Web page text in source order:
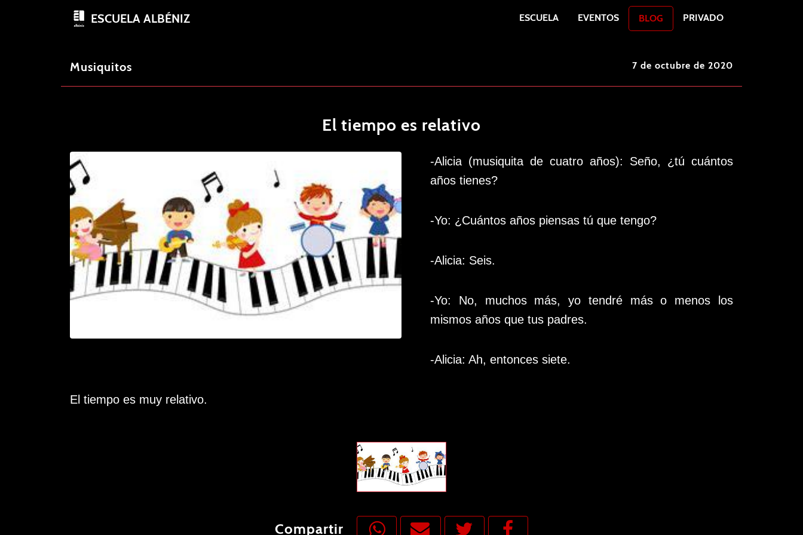
ESCUELA ALBÉNIZ ESCUELA EVENTOS BLOG PRIVADO
Musiquitos 7 de octubre de 2020
El tiempo es relativo
-Alicia (musiquita de cuatro años): Seño, ¿tú cuántos
años tienes?
-Yo: ¿Cuántos años piensas tú que tengo?
-Alicia: Seis.
-Yo: No, muchos más, yo tendré más o menos los
mismos años que tus padres.
-Alicia: Ah, entonces siete.
El tiempo es muy relativo.
Compartir